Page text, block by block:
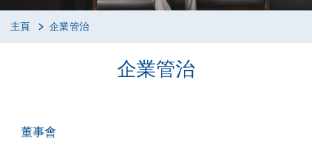
主頁 企業管治
企業管治
董事會